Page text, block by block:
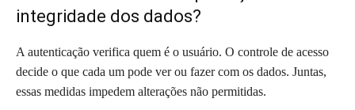
integridade dos dados?
A autenticação verifica quem é o usuário. O controle de acesso
decide o que cada um pode ver ou fazer com os dados. Juntas,
essas medidas impedem alterações não permitidas.